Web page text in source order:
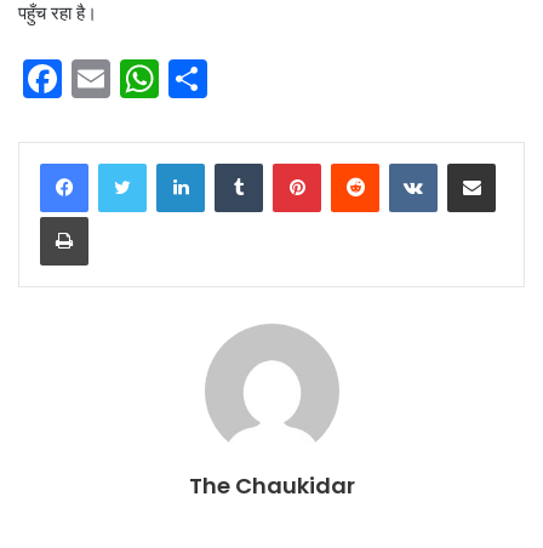
पहुँच रहा है।
F
c
e
b
o
E
ai
l
W
at
s
ar
The Chaukidar